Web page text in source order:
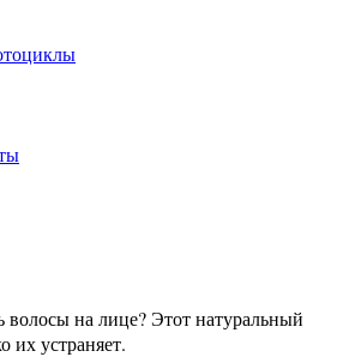
волосы на лице? Этот натуральный
их устраняет.